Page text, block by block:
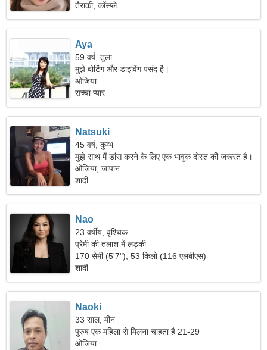
तैराकी, कॉस्प्ले
Aya
59 वर्ष, तुला
मुझे बोटिंग और डाइविंग पसंद है।
ओजिया
सच्चा प्यार
Natsuki
45 वर्ष, कुम्भ
मुझे साथ में डांस करने के लिए एक भावुक दोस्त की जरूरत है।
ओजिया, जापान
शादी
Nao
23 वर्षीय, वृश्चिक
प्रेमी की तलाश में लड़की
170 सेमी (5'7"), 53 किलो (116 एलबीएस)
शादी
Naoki
33 साल, मीन
पुरुष एक महिला से मिलना चाहता है 21-29
ओजिया